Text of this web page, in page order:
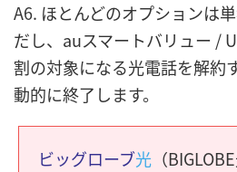
A6. ほとんどのオプションは
だし、auスマートバリュー /
割の対象になる光電話を解約
動的に終了します。
ビッグローブ光（